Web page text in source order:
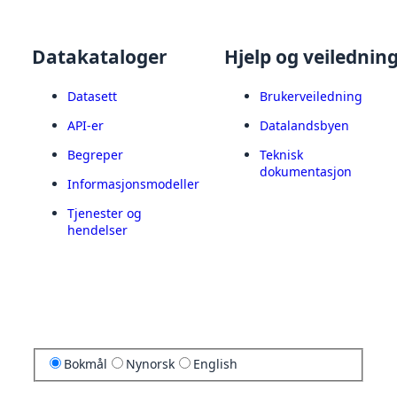
Datakataloger
Datasett
API-er
Begreper
Informasjonsmodeller
Tjenester og
hendelser
Hjelp og
Brukerveiledning
Datalandsbyen
Teknisk
dokumentasjon
Bokmål Nynorsk English